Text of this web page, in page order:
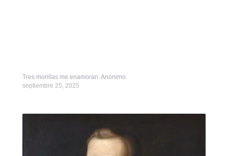
Tres morillas me enamoran. Anónimo
septiembre 25, 2025